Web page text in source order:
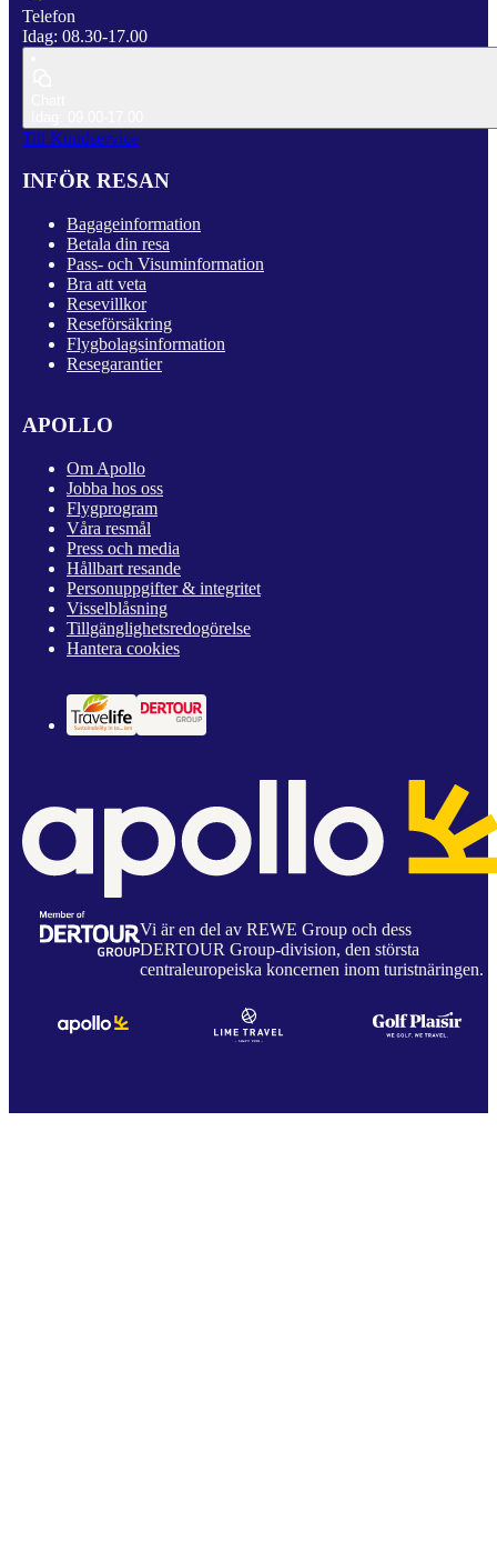
Telefon
Idag: 08.30-17.00
Till Kundservice
INFÖR RESAN
Bagageinformation
Betala din resa
Pass- och Visuminformation
Bra att veta
Resevillkor
Reseförsäkring
Flygbolagsinformation
Resegarantier
APOLLO
Om Apollo
Jobba hos oss
Flygprogram
Våra resmål
Press och media
Hållbart resande
Personuppgifter & integritet
Visselblåsning
Tillgänglighetsredogörelse
Hantera cookies
Vi är en del av REWE Group och dess
DERTOUR Group-division, den största
centraleuropeiska koncernen inom turistnäringen.